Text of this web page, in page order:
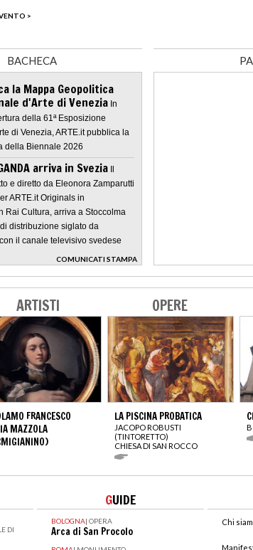
>
BACHECA
la Mappa Geopolitica
d'Arte di Venezia In
della 61ª Esposizione
di Venezia, ARTE.it pubblica la
della Biennale 2026
arriva in Svezia Il
e diretto da Eleonora Zamparutti
ARTE.it Originals in
Rai Cultura, arriva a Stoccolma
distribuzione siglato da
il canale televisivo svedese
COMUNICATI STAMPA
>
ARTISTI
FRANCESCO
MAZZOLA
OPERE
LA PISCINA PROBATICA
JACOPO ROBUSTI
(TINTORETTO)
CHIESA DI SAN ROCCO
DI
GUIDE
BOLOGNA| OPERA
Arca di San Procolo
Chi